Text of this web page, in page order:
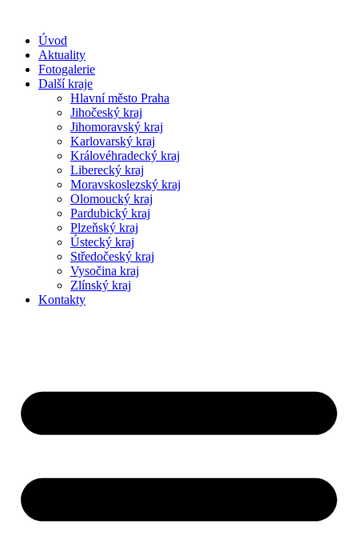
Úvod
Aktuality
Fotogalerie
Další kraje
Hlavní město Praha
Jihočeský kraj
Jihomoravský kraj
Karlovarský kraj
Královéhradecký kraj
Liberecký kraj
Moravskoslezský kraj
Olomoucký kraj
Pardubický kraj
Plzeňský kraj
Ústecký kraj
Středočeský kraj
Vysočina kraj
Zlínský kraj
Kontakty